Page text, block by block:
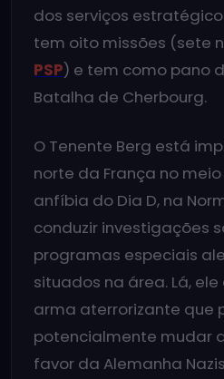
dos serviços
tem oito missões (sete
PSP) e tem como pano
Batalha de Cherbourg.
O Tenente Berg está
norte da França no
anfíbia do Dia D, na
conduzir investigações
programas especiais
situados na área. Lá,
arma aterrorizante que
potencialmente mudar
favor da Alemanha